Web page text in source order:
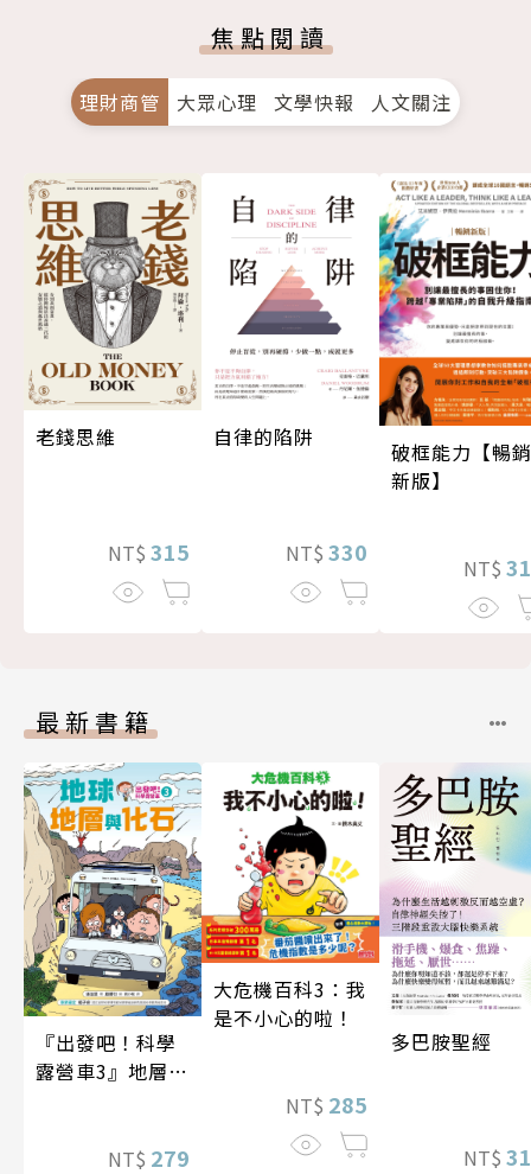
焦點閱讀
理財商管 大眾心理 文學快報 人文關注
老錢思維
NT$ 315
自律的陷阱
NT$ 330
破框能力【暢銷
新版】
NT$
最新書籍
『出發吧！科學
露營車3』地層與
NT$ 279
大危機百科3：我
是不小心的啦！
NT$ 285
多巴胺聖經
NT$